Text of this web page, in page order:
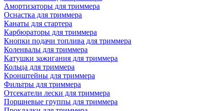
Амортизаторы для триммера
Оснастка для триммера
Канаты для стартера
Карбюраторы для триммера
Кнопки подачи топлива для триммера
Коленвалы для триммера
Катушки зажигания для триммера
Кольца для триммера
Кронштейны для триммера
Фильтры для триммера
Отсекатели лески для триммера
Поршневые группы для триммера